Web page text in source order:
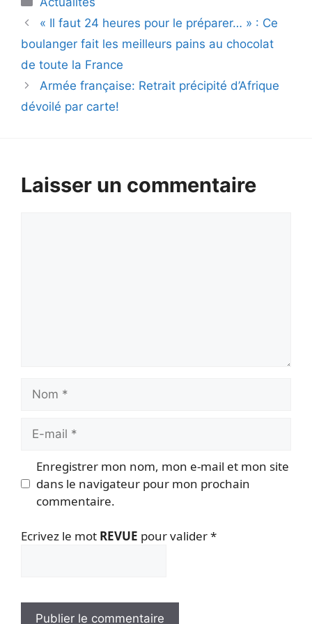
« Il faut 24 heures pour le préparer… » : Ce
boulanger fait les meilleurs pains au chocolat
de toute la France
Armée française: Retrait précipité d’Afrique
dévoilé par carte!
Laisser un commentaire
mail
Enregistrer mon nom, mon e-mail et mon site
dans le navigateur pour mon prochain
commentaire.
Ecrivez le mot REVUE pour valider*